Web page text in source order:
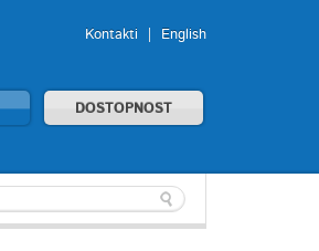
Kontakti English
DOSTOPNOST